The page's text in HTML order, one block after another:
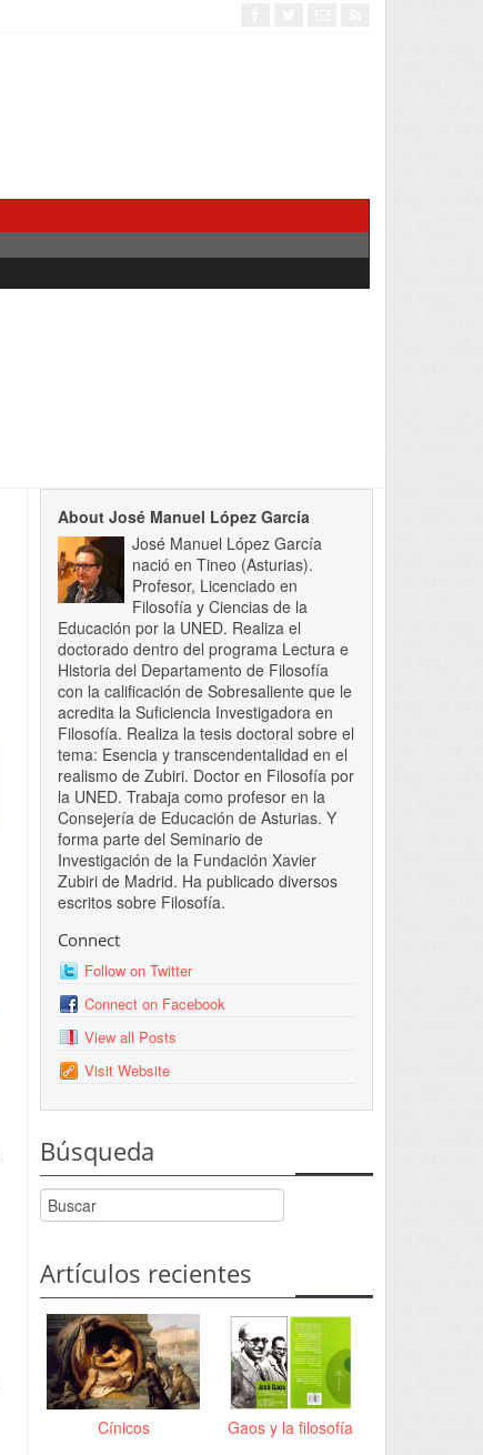
About José Manuel López García
José Manuel López García
nació en Tineo (Asturias).
Profesor, Licenciado en
Filosofía y Ciencias de la
Educación por la UNED. Realiza el
doctorado dentro del programa Lectura e
Historia del Departamento de Filosofía
con la calificación de Sobresaliente que le
acredita la Suficiencia Investigadora en
Filosofía. Realiza la tesis doctoral sobre el
tema: Esencia y transcendentalidad en el
realismo de Zubiri. Doctor en Filosofía por
la UNED. Trabaja como profesor en la
Consejería de Educación de Asturias. Y
forma parte del Seminario de
Investigación de la Fundación Xavier
Zubiri de Madrid. Ha publicado diversos
escritos sobre Filosofía.
Connect
Follow on Twitter
Connect on Facebook
View all Posts
Visit Website
Búsqueda
Artículos recientes
Cínicos Gaos y la filosofía